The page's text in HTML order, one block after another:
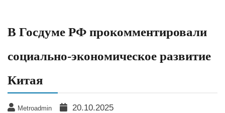
В Госдуме РФ прокомментировали
социально-экономическое развитие
Китая
Metroadmin 20.10.2025